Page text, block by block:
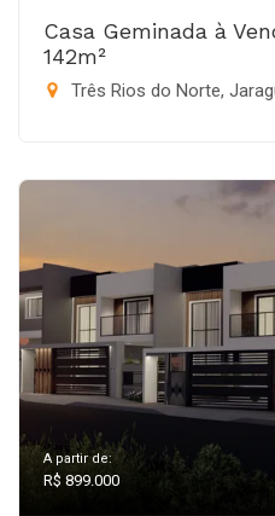
Casa Geminada à
142m²
Três Rios do Norte,
A partir de:
R$ 899.000